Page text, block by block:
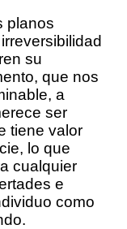
planos
su
que nos
a
ser
tiene valor
lo que
cualquier
e
como